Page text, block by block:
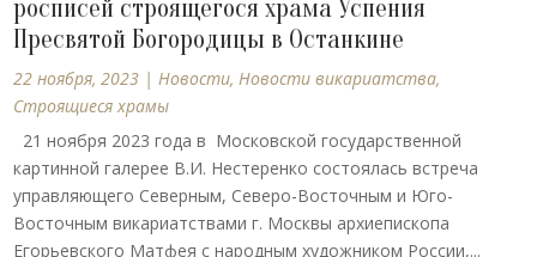
росписей строящегося храма Успения
Пресвятой Богородицы в Останкине
22 ноября, 2023 |Новости,Новости викариатства,
Строящиеся храмы
21 ноября 2023 года в Московской государственной
картинной галерее В.И. Нестеренко состоялась встреча
управляющего Северным, Северо-Восточным и Юго-
Восточным викариатствами г. Москвы архиепископа
Егорьевского Матфея с народным художником России,...